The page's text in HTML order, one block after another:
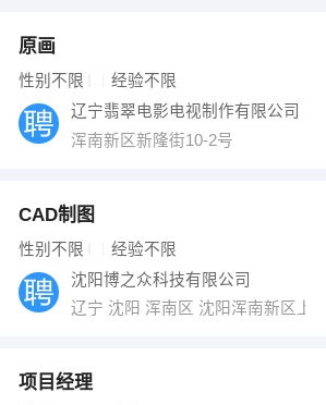
原画
性别不限 经验不限
辽宁翡翠电影电视制作有限公司
浑南新区新隆街10-2号
CAD制图
性别不限 经验不限
沈阳博之众科技有限公司
辽宁 沈阳 浑南区 沈阳浑南新区上
项目经理